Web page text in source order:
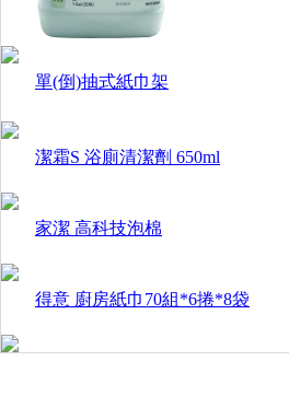
單(倒)抽式紙巾架
潔霜S 浴廁清潔劑 650ml
家潔 高科技泡棉
得意 廚房紙巾70組*6捲*8袋